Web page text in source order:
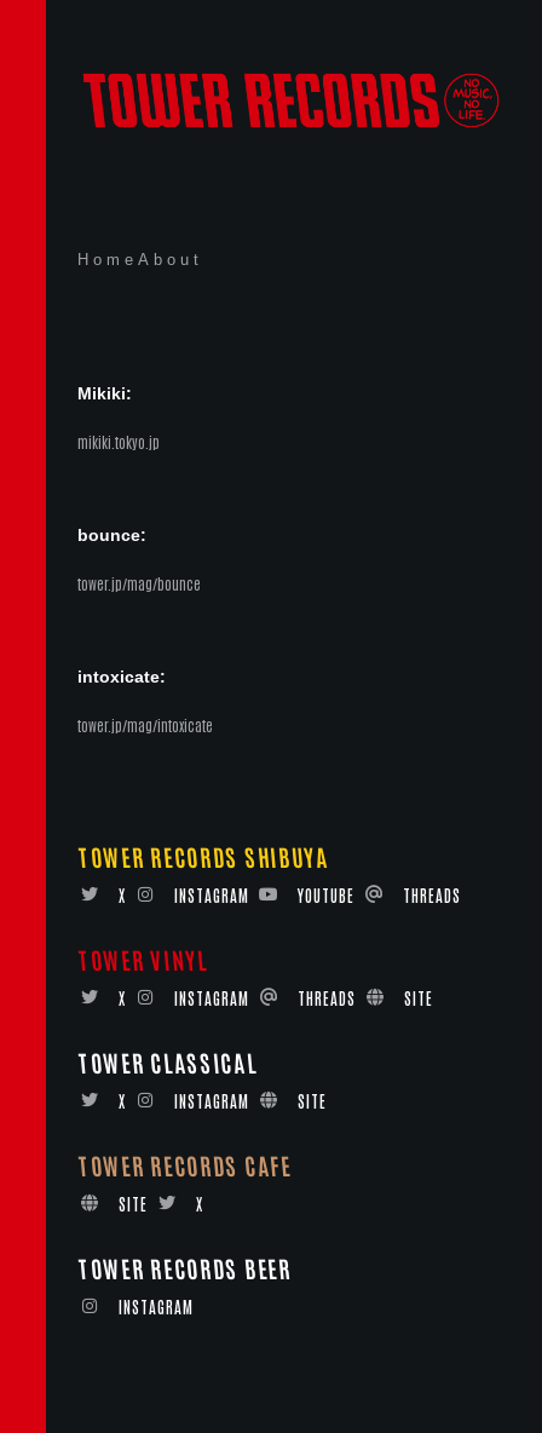
Home About
Mikiki:
mikiki.tokyo.jp
bounce:
tower.jp/mag/bounce
intoxicate:
tower.jp/mag/intoxicate
TOWER RECORDS SHIBUYA
X INSTAGRAM YOUTUBE THREADS
TOWER VINYL
X INSTAGRAM THREADS SITE
TOWER CLASSICAL
X INSTAGRAM SITE
TOWER RECORDS CAFE
SITE X
TOWER RECORDS BEER
INSTAGRAM